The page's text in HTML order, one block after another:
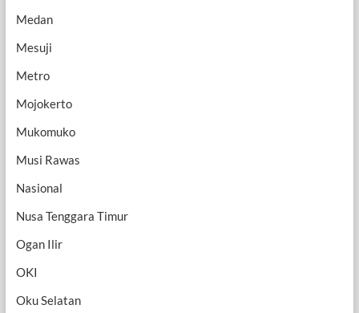
Medan
Mesuji
Metro
Mojokerto
Mukomuko
Musi Rawas
Nasional
Nusa Tenggara Timur
Ogan Ilir
OKI
Oku Selatan